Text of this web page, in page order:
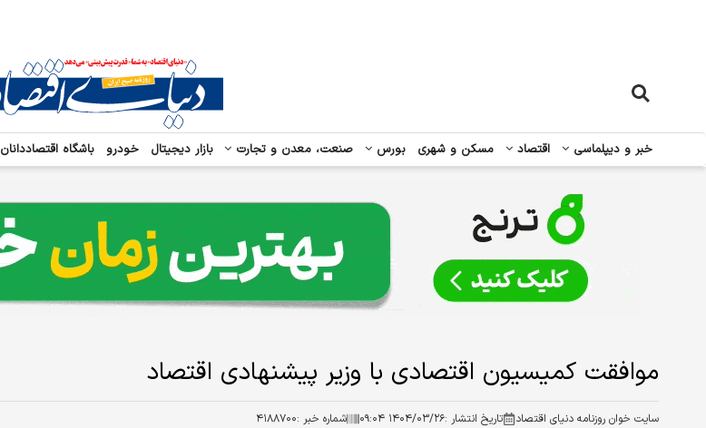
خبر و دیپلماسی اقتصاد مسکن و شهری بورس صنعت، معدن و تجارت بازار دیجیتال خودرو باشگاه اقتصاددانان
موافقت کمیسیون اقتصادی با وزیر پیشنهادی اقتصاد
سایت خوان روزنامه دنیای اقتصاد تاریخ انتشار :۱۴۰۴/۰۳/۲۶ ۰۹:۰۴ شماره خبر :۴۱۸۸۷۰۰